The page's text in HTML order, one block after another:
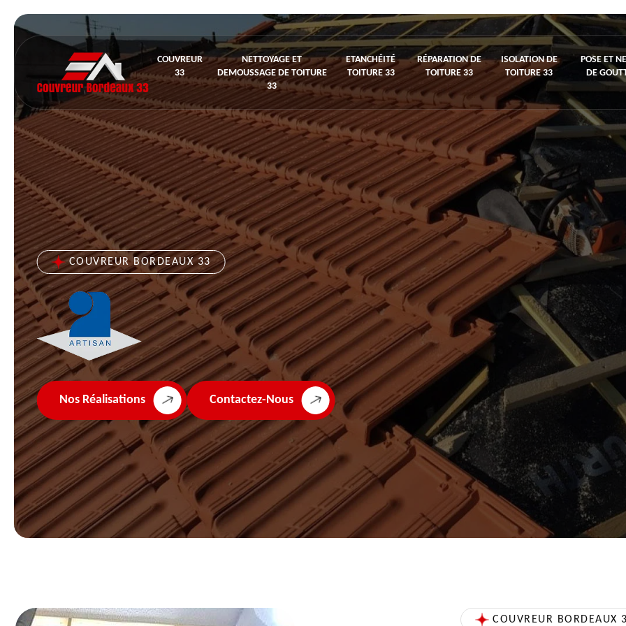
COUVREUR
33
NETTOYAGE ET
DEMOUSSAGE DE TOITURE
33
ETANCHÉITÉ
TOITURE 33
RÉPARATION DE
TOITURE 33
ISOLATION DE
TOITURE 33
POSE ET
DE
COUVREUR BORDEAUX 33
Nos Réalisations Contactez-Nous
COUVREUR BORDEAUX